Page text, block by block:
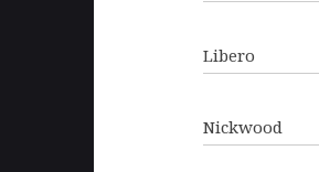
Libero
Nickwood